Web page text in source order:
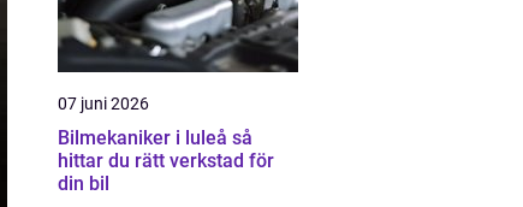
07 juni 2026
Bilmekaniker i luleå så
hittar du rätt verkstad för
din bil